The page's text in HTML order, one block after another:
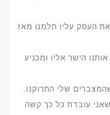
העסק עליו חלמנו מאז
הישר אליו ומכניע
שלי התרוקנו.
עובדת כל כך קשה